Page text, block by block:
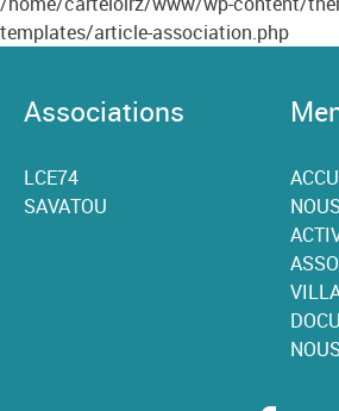
templates/article-association.php
Associations
LCE74
SAVATOU